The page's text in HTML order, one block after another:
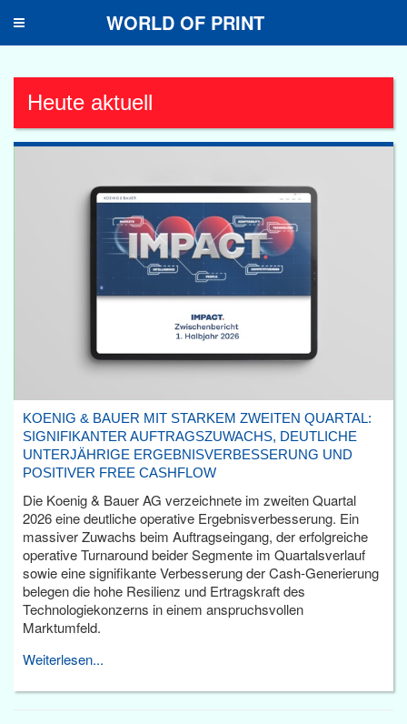
Toggle
WORLD OF PRINT
Heute aktuell
KOENIG & BAUER MIT STARKEM ZWEITEN QUARTAL:
SIGNIFIKANTER AUFTRAGSZUWACHS, DEUTLICHE
UNTERJÄHRIGE ERGEBNISVERBESSERUNG UND
POSITIVER FREE CASHFLOW
Die Koenig & Bauer AG verzeichnete im zweiten Quartal
2026 eine deutliche operative Ergebnisverbesserung. Ein
massiver Zuwachs beim Auftragseingang, der erfolgreiche
operative Turnaround beider Segmente im Quartalsverlauf
sowie eine signifikante Verbesserung der Cash-Generierung
belegen die hohe Resilienz und Ertragskraft des
Technologiekonzerns in einem anspruchsvollen
Marktumfeld.
Weiterlesen...